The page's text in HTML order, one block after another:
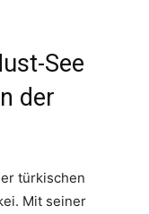
See
der
türkischen
Mit seiner